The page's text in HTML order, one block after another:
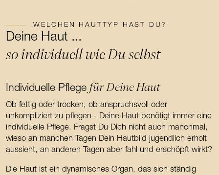
WELCHEN HAUTTYP HAST DU?
Deine Haut ...
so individuell wie Du selbst
Individuelle Pflege für Deine Haut
Ob fettig oder trocken, ob anspruchsvoll oder
unkompliziert zu pflegen - Deine Haut benötigt immer eine
individuelle Pflege. Fragst Du Dich nicht auch manchmal,
wieso an manchen Tagen Dein Hautbild jugendlich erholt
aussieht, an anderen Tagen aber fahl und erschöpft wirkt?
Die Haut ist ein dynamisches Organ, das sich ständig